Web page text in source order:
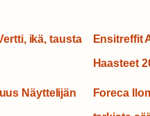
ikä, tausta Ensitreffit
Haasteet
Näyttelijän Foreca